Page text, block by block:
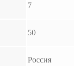
7
50
Россия